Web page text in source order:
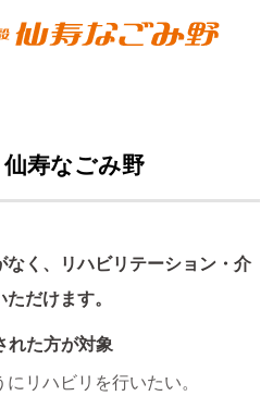
寿なごみ野
く、リハビリテーション・介
だけます。
れた方が対象
リハビリを行いたい。